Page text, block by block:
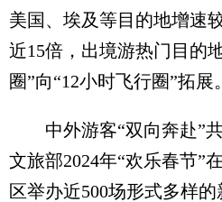
美国、埃及等目的地增速
近15倍，出境游热门目的
圈”向“12小时飞行圈”拓展。
中外游客“双向奔赴”共
文旅部2024年“欢乐春节”
区举办近500场形式多样的